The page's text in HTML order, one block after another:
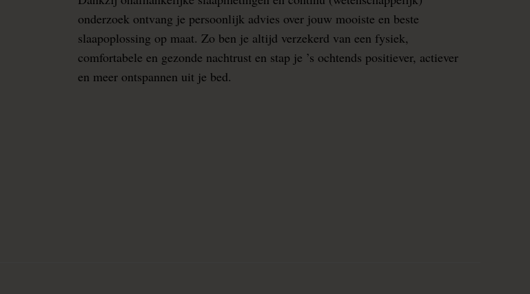
onderzoek ontvang je persoonlijk advies over jouw mooiste en beste
slaapoplossing op maat. Zo ben je altijd verzekerd van een fysiek,
comfortabele en gezonde nachtrust en stap je ’s ochtends positiever, actiever
en meer ontspannen uit je bed.